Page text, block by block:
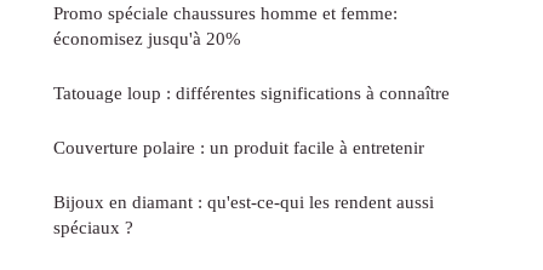
Promo spéciale chaussures homme et femme:
économisez jusqu'à 20%
Tatouage loup : différentes significations à connaître
Couverture polaire : un produit facile à entretenir
Bijoux en diamant : qu'est-ce-qui les rendent aussi
spéciaux ?